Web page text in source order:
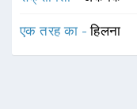
एक तरह का -हिलना